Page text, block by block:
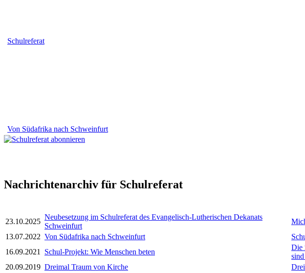
Schulreferat
Von Südafrika nach Schweinfurt
Nachrichtenarchiv für Schulreferat
23.10.2025
Neubesetzung im Schulreferat des Evangelisch-Lutherischen Dekanats
Schweinfurt
13.07.2022 Von Südafrika nach Schweinfurt
16.09.2021 Schul-Projekt: Wie Menschen beten
Die
20.09.2019 Dreimal Traum von Kirche